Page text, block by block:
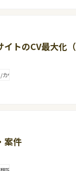
トのCV最大化（
ウンセリング予約や来店予
案件